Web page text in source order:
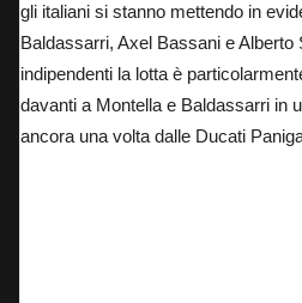
gli italiani si stanno mettendo in
Baldassarri, Axel Bassani e
indipendenti la lotta è
davanti a Montella e Baldassarri in
ancora una volta dalle Ducati